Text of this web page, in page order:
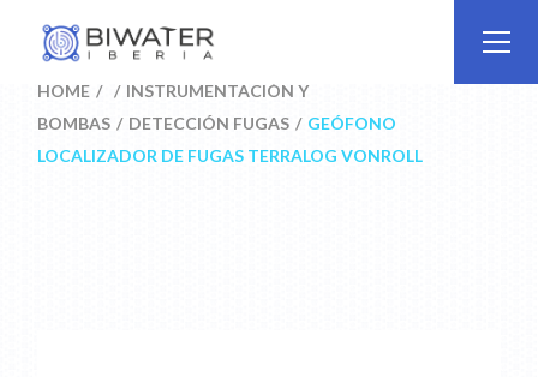
content
HOME
INSTRUMENTACIÓN Y
BOMBAS
DETECCIÓN FUGAS
GEÓFONO
LOCALIZADOR DE FUGAS TERRALOG VONROLL